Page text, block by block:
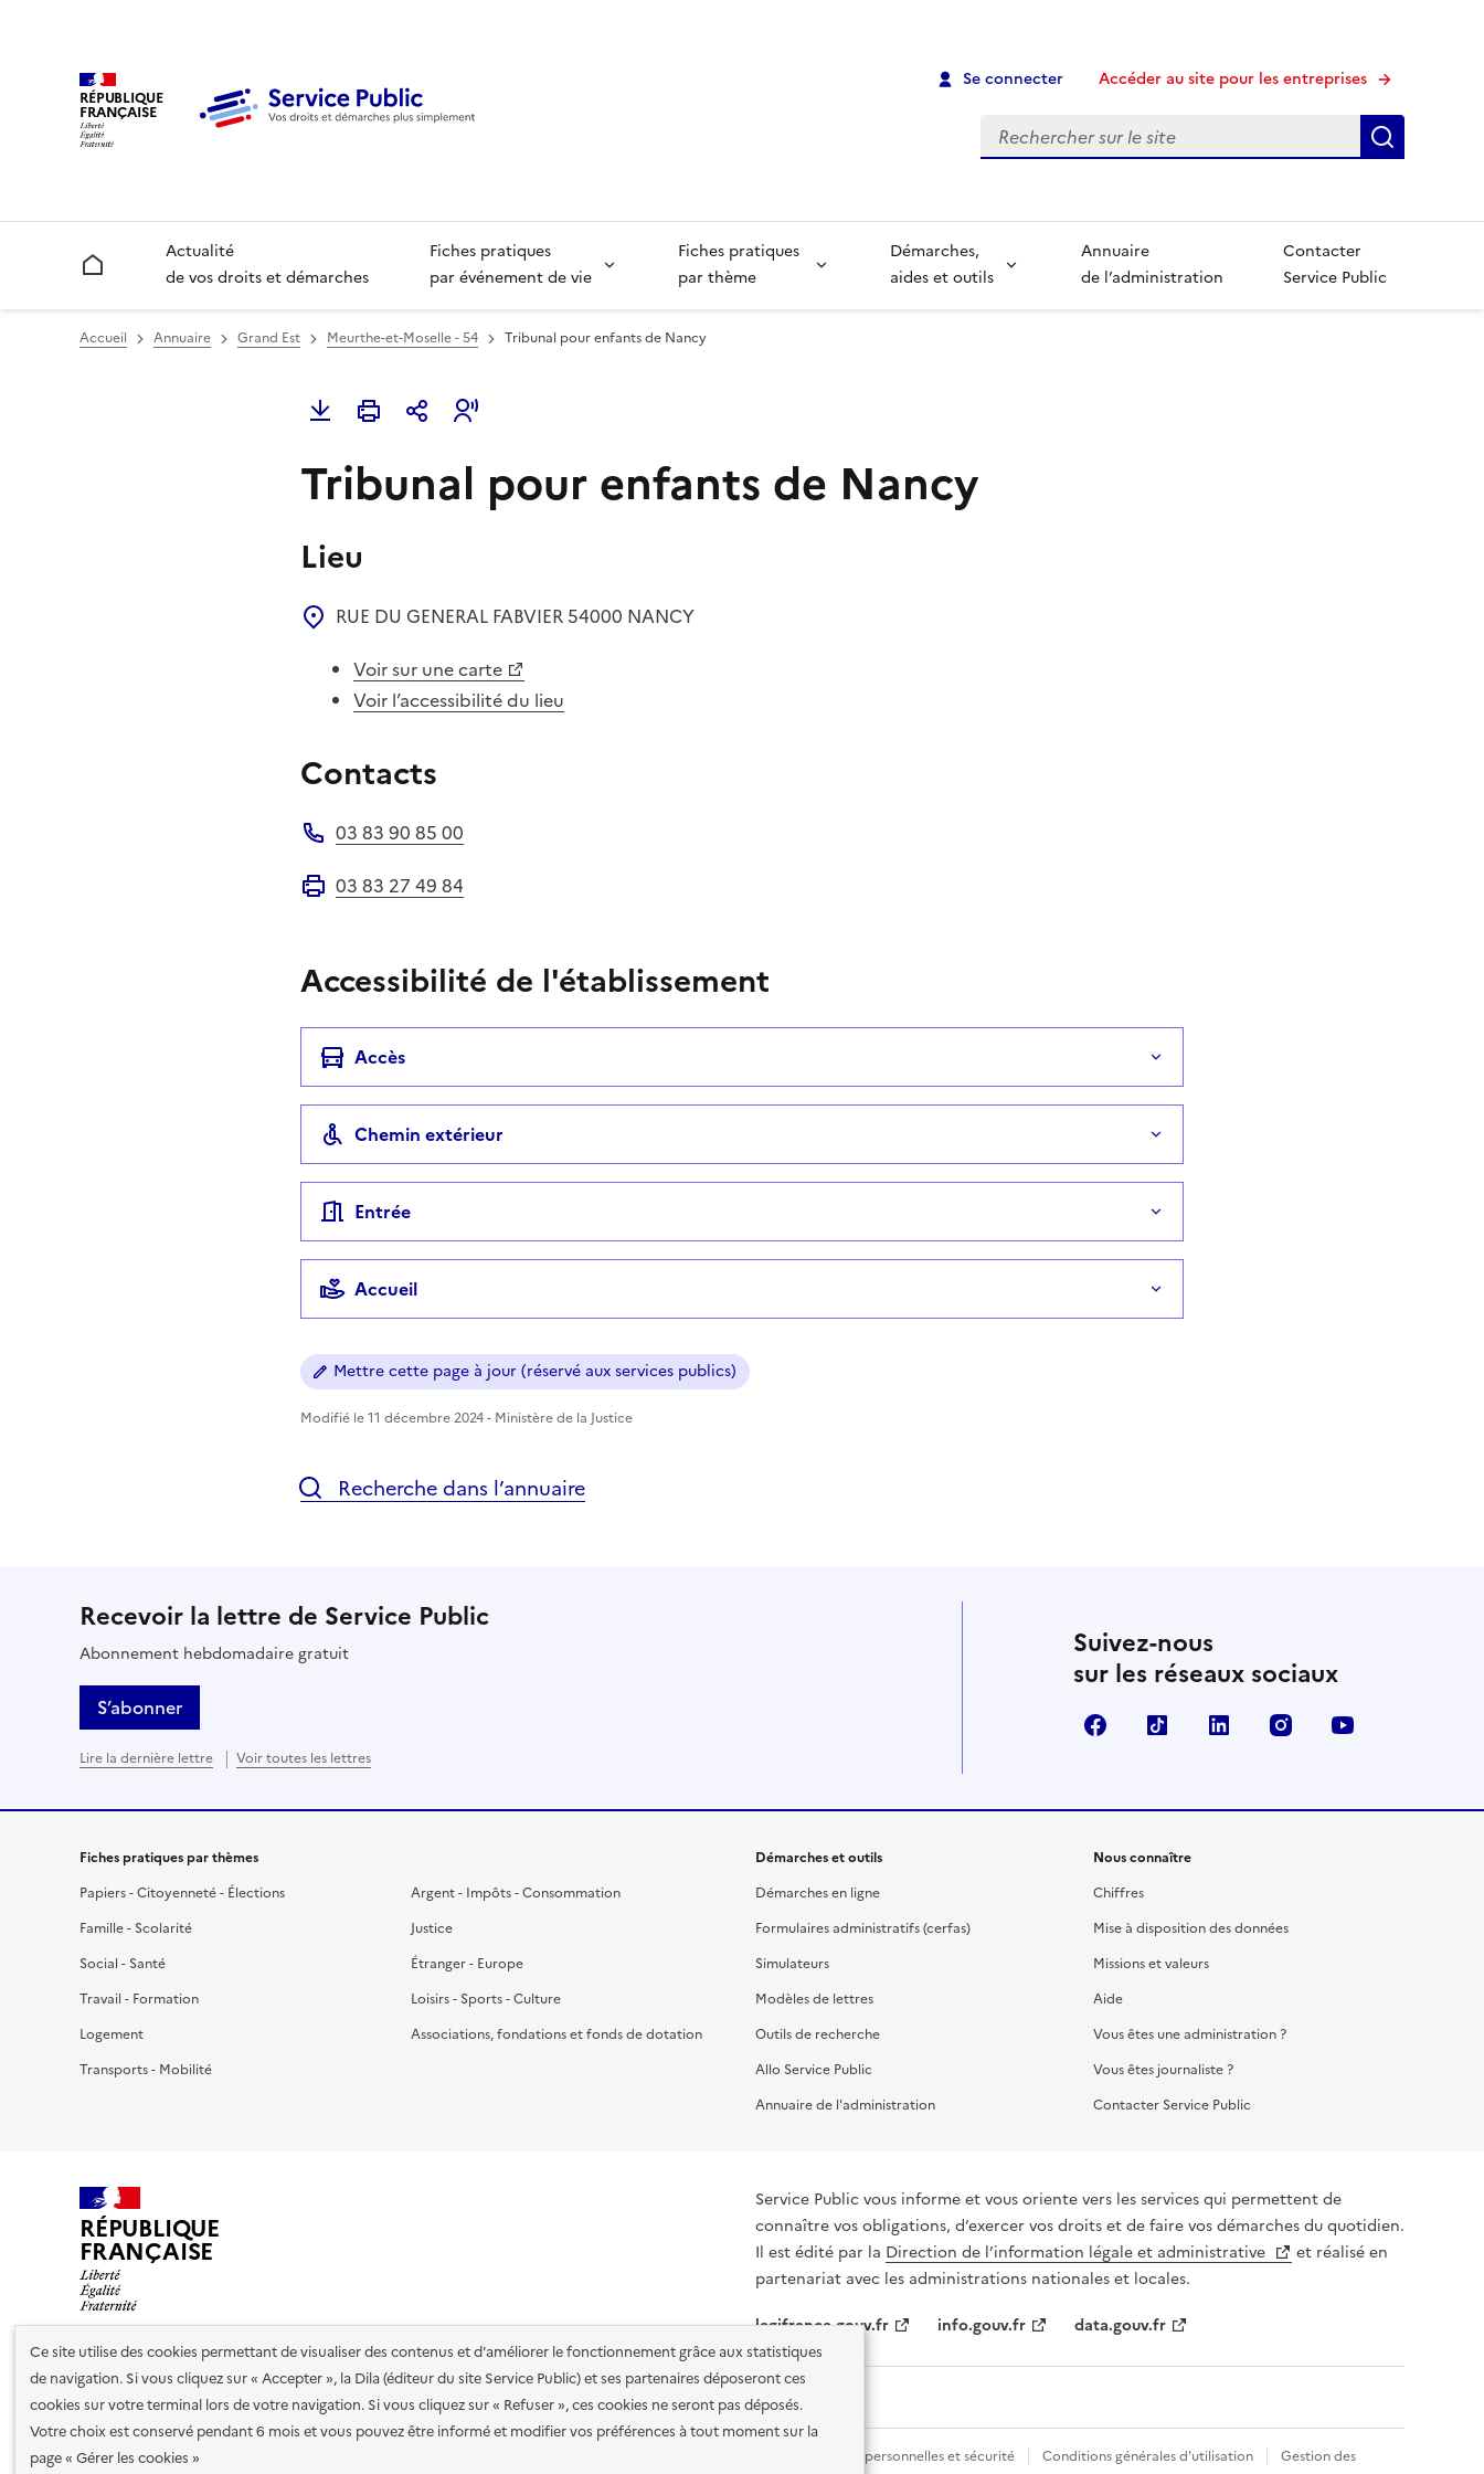
Ce site utilise des cookies permettant de visualiser des contenus et d'améliorer le fonctionnement grâce aux statistiques
de navigation. Si vous cliquez sur « Accepter », la Dila (éditeur du site Service Public) et ses partenaires déposeront ces
cookies sur votre terminal lors de votre navigation. Si vous cliquez sur « Refuser », ces cookies ne seront pas déposés.
Votre choix est conservé pendant 6 mois et vous pouvez être informé et modifier vos préférences à tout moment sur la
page « Gérer les cookies »
RÉPUBLIQUE
FRANÇAISE
Se connecter Accéder au site pour les entreprises
Recherche
Accueil
Actualité
de vos droits et démarches
Fiches pratiques
par événement de vie
Fiches pratiques
par thème
Démarches,
aides et outils
Annuaire
de l’administration
Contacter
Service Public
Accueil Annuaire Grand Est Meurthe-et-Moselle - 54 Tribunal pour enfants de Nancy
Tribunal pour enfants de Nancy
Lieu
RUE DU GENERAL FABVIER 54000 NANCY
Voir sur une carte
Voir l’accessibilité du lieu
Contacts
03 83 90 85 00
03 83 27 49 84
Accessibilité de l'établissement
Accès
Chemin extérieur
Entrée
Accueil
Mettre cette page à jour (réservé aux services publics)
Modifié le 11 décembre 2024 - Ministère de la Justice
Recherche dans l’annuaire
Recevoir la lettre de Service Public
Abonnement hebdomadaire gratuit
S’abonner
Lire la dernière lettre Voir toutes les lettres
Suivez-nous
sur les réseaux sociaux
FacebookTikTok LinkedIn Instagram
Fiches pratiques par thèmes
Papiers - Citoyenneté - Élections
Famille - Scolarité
Social - Santé
Travail - Formation
Logement
Transports - Mobilité
Argent - Impôts - Consommation
Justice
Étranger - Europe
Loisirs - Sports - Culture
Associations, fondations et fonds de dotation
Démarches et outils
Démarches en ligne
Formulaires administratifs (cerfas)
Simulateurs
Modèles de lettres
Outils de recherche
Allo Service Public
Annuaire de l'administration
Nous connaître
Chiffres
Mise à disposition des données
Missions et valeurs
Aide
Vous êtes une administration ?
Vous êtes journaliste ?
Contacter Service Public
RÉPUBLIQUE
FRANÇAISE
Service Public vous informe et vous oriente vers les services qui permettent de
connaître vos obligations, d’exercer vos droits et de faire vos démarches du quotidien.
Il est édité par la Direction de l’information légale et administrative
et réalisé en
partenariat avec les administrations nationales et locales.
legifrance.gouv.fr
info.gouv.fr data.gouv.fr
Nos partenaires
Plan du site Accessibilité : totalement conforme Données personnelles et sécurité Conditions générales d'utilisation Gestion des